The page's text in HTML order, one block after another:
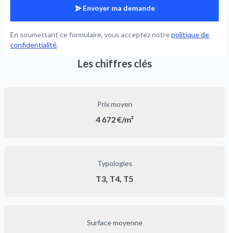
Envoyer ma demande
En soumettant ce formulaire, vous acceptez notrepolitique de
confidentialité.
Les chiffres clés
Prix moyen
4 672 €/m²
Typologies
T3, T4, T5
Surface moyenne